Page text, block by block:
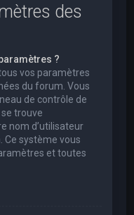
des
?
vos paramètres
du forum. Vous
de contrôle de
se trouve
nom d’utilisateur
Ce système vous
et toutes